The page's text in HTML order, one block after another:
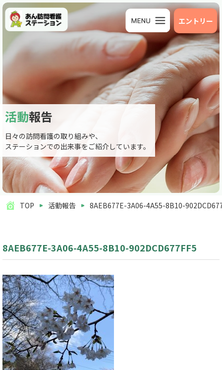
エントリー
活動報告
日々の訪問看護の取り組みや、
ステーションでの出来事をご紹介しています。
TOP 活動報告 8AEB677E-3A06-4A55-8B10-
8AEB677E-3A06-4A55-8B10-902DCD677FF5